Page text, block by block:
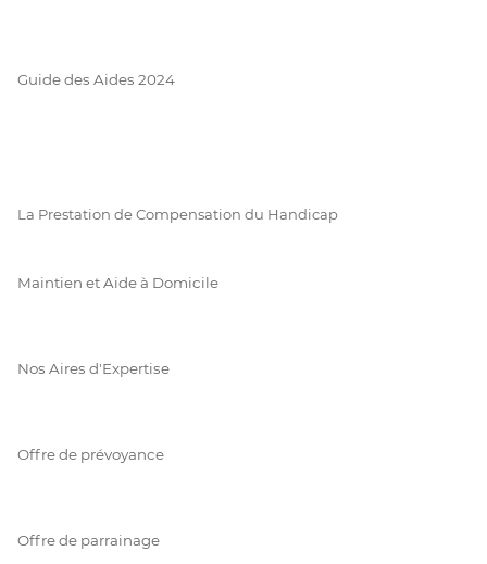
Guide des Aides 2024
La Prestation de Compensation du Handicap
Maintien et Aide à Domicile
Nos Aires d'Expertise
Offre de prévoyance
Offre de parrainage